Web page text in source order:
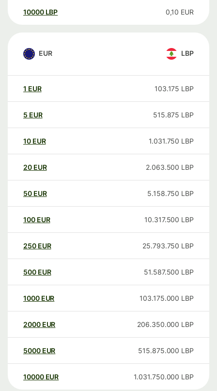
10000 LBP 0,10 EUR
EUR LBP
1 EUR 103.175 LBP
5 EUR 515.875 LBP
10 EUR 1.031.750 LBP
20 EUR 2.063.500 LBP
50 EUR 5.158.750 LBP
100 EUR 10.317.500 LBP
250 EUR 25.793.750 LBP
500 EUR 51.587.500 LBP
1000 EUR 103.175.000 LBP
2000 EUR 206.350.000 LBP
5000 EUR 515.875.000 LBP
10000 EUR 1.031.750.000 LBP